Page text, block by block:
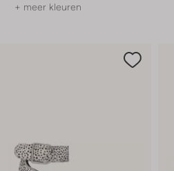
+ meer kleuren